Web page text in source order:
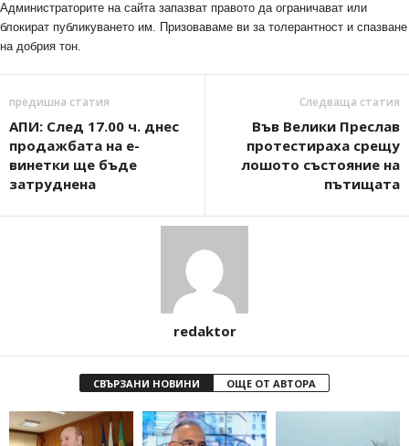
Администраторите на сайта запазват правото да ограничават или
блокират публикуването им. Призоваваме ви за толерантност и спазване
на добрия тон.
предишна статия
АПИ: След 17.00 ч. днес
продажбата на е-
винетки ще бъде
затруднена
Следваща статия
Във Велики Преслав
протестираха срещу
лошото състояние на
пътищата
redaktor
СВЪРЗАНИ НОВИНИ ОЩЕ ОТ АВТОРА